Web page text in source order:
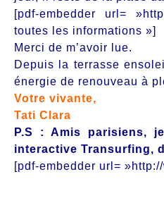
[pdf-embedder url=
toutes les informations »]
Merci de m’avoir lue.
Depuis la terrasse
énergie de renouveau à
Votre vivante,
Tati Clara
P.S : Amis parisiens,
interactive Transurfing,
[pdf-embedder url=